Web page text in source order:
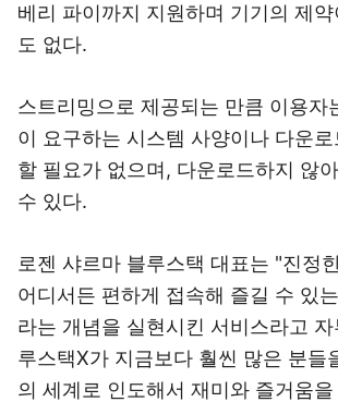
베리 파이까지 지원하며 기기의 제
도 없다.
스트리밍으로 제공되는 만큼 이용자
이 요구하는 시스템 사양이나 다운
할 필요가 없으며, 다운로드하지 않
수 있다.
로젠 샤르마 블루스택 대표는 "진정
어디서든 편하게 접속해 즐길 수 있
라는 개념을 실현시킨 서비스라고
루스택X가 지금보다 훨씬 많은 분들
의 세계로 인도해서 재미와 즐거움